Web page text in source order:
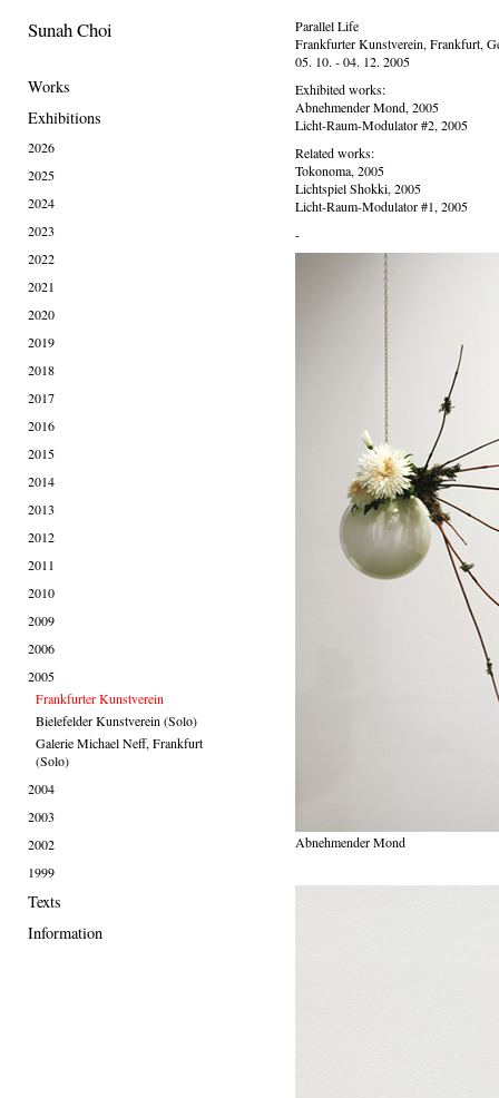
Sunah Choi
Works
Exhibitions
2026
2025
2024
2023
2022
2021
2020
2019
2018
2017
2016
2015
2014
2013
2012
2011
2010
2009
2006
2005
Frankfurter Kunstverein
Bielefelder Kunstverein (Solo)
Galerie Michael Neff, Frankfurt
(Solo)
2004
2003
2002
1999
Texts
Information
Parallel Life
Frankfurter Kunstverein, Frankfurt,
05. 10. - 04. 12. 2005
Exhibited works:
Abnehmender Mond, 2005
Licht-Raum-Modulator #2, 2005
Related works:
Tokonoma, 2005
Lichtspiel Shokki, 2005
Licht-Raum-Modulator #1, 2005
-
Abnehmender Mond